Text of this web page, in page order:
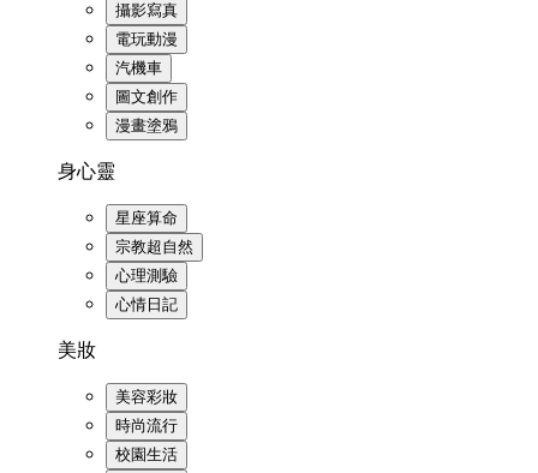
攝影寫真
電玩動漫
汽機車
圖文創作
漫畫塗鴉
身心靈
星座算命
宗教超自然
心理測驗
心情日記
美妝
美容彩妝
時尚流行
校園生活